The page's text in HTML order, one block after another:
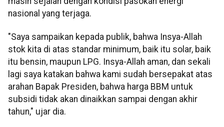
nasional yang terjaga.
"Saya sampaikan kepada publik, bahwa Insya-Allah
stok kita di atas standar minimum, baik itu solar, baik
itu bensin, maupun LPG. Insya-Allah aman, dan sekali
lagi saya katakan bahwa kami sudah bersepakat atas
arahan Bapak Presiden, bahwa harga BBM untuk
subsidi tidak akan dinaikkan sampai dengan akhir
tahun," ujar dia.